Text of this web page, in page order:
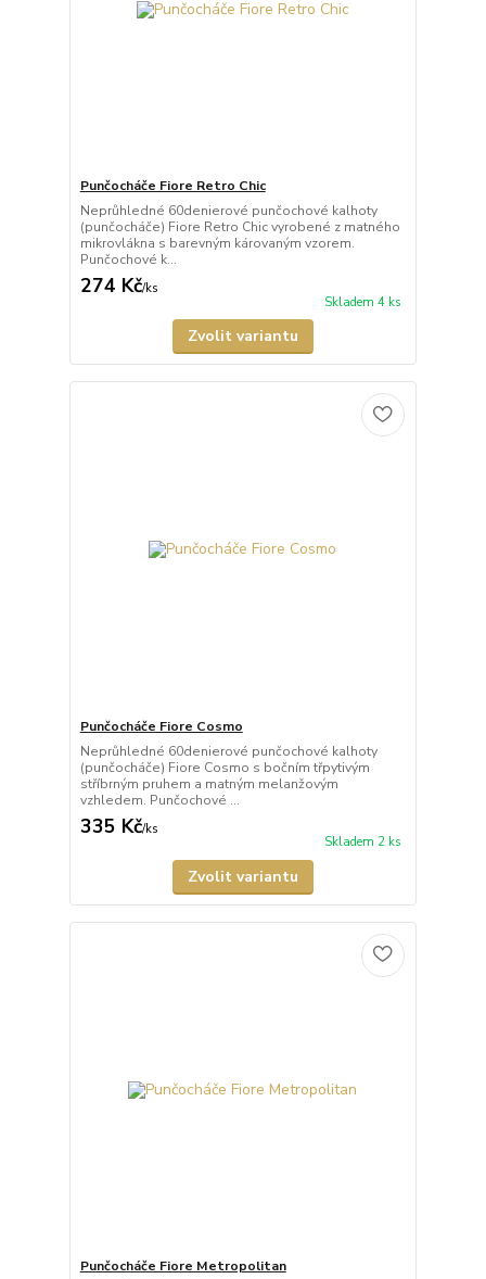
Punčocháče Fiore Retro Chic
Neprůhledné 60denierové punčochové kalhoty
(punčocháče) Fiore Retro Chic vyrobené z matného
mikrovlákna s barevným károvaným vzorem.
Punčochové k...
274 Kč/ks
Skladem 4 ks
Zvolit variantu
Punčocháče Fiore Cosmo
Neprůhledné 60denierové punčochové kalhoty
(punčocháče) Fiore Cosmo s bočním třpytivým
stříbrným pruhem a matným melanžovým
vzhledem. Punčochové ...
335 Kč/ks
Skladem 2 ks
Zvolit variantu
Punčocháče Fiore Metropolitan